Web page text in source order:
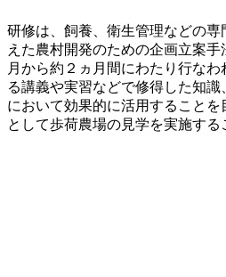
研修は、飼養、衛生管理などの専
えた農村開発のための企画立案
月から約２ヵ月間にわたり行な
る講義や実習などで修得した知
において効果的に活用すること
として歩荷農場の見学を実施する